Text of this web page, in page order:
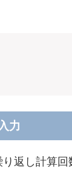
力
返し計算回